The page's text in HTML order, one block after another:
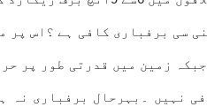
سی برفباری کافی ہے ؟اس
زمین میں قدرتی طور پر
نہیں ۔بہرحال برفباری